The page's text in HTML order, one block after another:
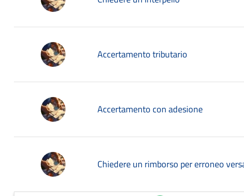
Accertamento tributario
Accertamento con adesione
Chiedere un rimborso per erroneo